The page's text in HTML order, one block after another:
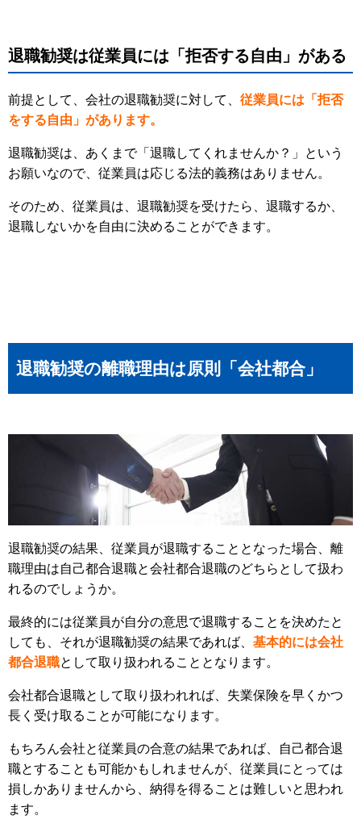
退職勧奨は従業員には「拒否する自由」がある
前提として、会社の退職勧奨に対して、 従業員には「拒否
をする自由」があります。
退職勧奨は、あくまで「退職してくれませんか？」という
お願いなので、従業員は応じる法的義務はありません。
そのため、従業員は、退職勧奨を受けたら、退職するか、
退職しないかを自由に決めることができます。
退職勧奨の離職理由は原則「会社都合」
退職勧奨の結果、従業員が退職することとなった場合、離
職理由は自己都合退職と会社都合退職のどちらとして扱わ
れるのでしょうか。
最終的には従業員が自分の意思で退職することを決めたと
しても、それが退職勧奨の結果であれば、 基本的には会社
都合退職として取り扱われることとなります。
会社都合退職として取り扱われれば、失業保険を早くかつ
長く受け取ることが可能になります。
もちろん会社と従業員の合意の結果であれば、自己都合退
職とすることも可能かもしれませんが、従業員にとっては
損しかありませんから、納得を得ることは難しいと思われ
ます。